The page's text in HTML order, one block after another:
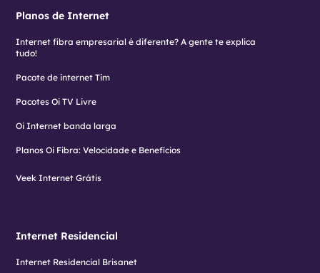
Planos de Internet
Internet fibra empresarial é diferente? A gente te explica
tudo!
Pacote de internet Tim
Pacotes Oi TV Livre
Oi Internet banda larga
Planos Oi Fibra: Velocidade e Benefícios
Veek Internet Grátis
Internet Residencial
Internet Residencial Brisanet